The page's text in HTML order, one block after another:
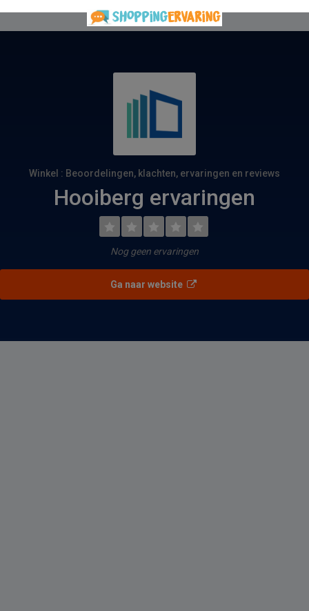
Winkel : Beoordelingen, klachten, ervaringen en reviews
Hooiberg ervaringen
Nog geen ervaringen
Ga naar website